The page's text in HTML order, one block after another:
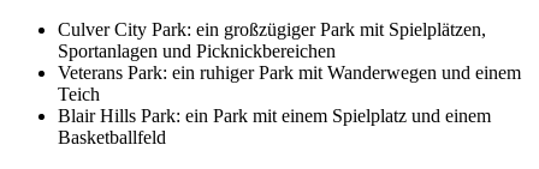
Culver City Park: ein großzügiger Park mit Spielplätzen,
Sportanlagen und Picknickbereichen
Veterans Park: ein ruhiger Park mit Wanderwegen und einem
Teich
Blair Hills Park: ein Park mit einem Spielplatz und einem
Basketballfeld